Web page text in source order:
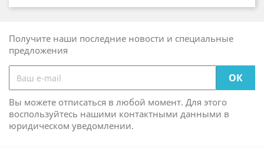
Получите наши последние новости и специальные
предложения
Вы можете отписаться в любой момент. Для этого
воспользуйтесь нашими контактными данными в
юридическом уведомлении.